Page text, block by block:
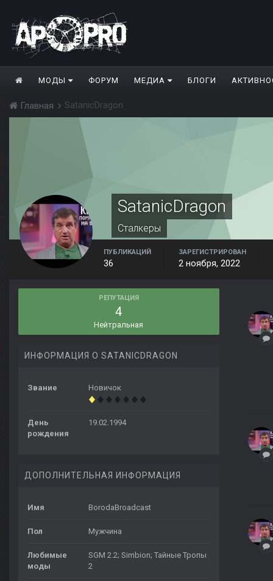
МОДЫ ФОРУМ МЕДИА БЛОГИ
Главная SatanicDragon
SatanicDragon
Сталкеры
ПУБЛИКАЦИЙ
36
ЗАРЕГИСТРИРОВАН
2 ноября, 2022
РЕПУТАЦИЯ
4
Нейтральная
ИНФОРМАЦИЯ О SATANICDRAGON
Звание Новичок
День
рождения
19.02.1994
ДОПОЛНИТЕЛЬНАЯ ИНФОРМАЦИЯ
Имя BorodaBroadcast
Пол Мужчина
Любимые
моды
SGM 2.2; Simbion; Тайные Тропы
2